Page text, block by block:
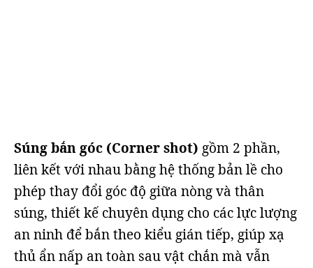
Súng bắn góc (Corner shot) gồm 2 phần,
liên kết với nhau bằng hệ thống bản lề cho
phép thay đổi góc độ giữa nòng và thân
súng, thiết kế chuyên dụng cho các lực lượng
an ninh để bắn theo kiểu gián tiếp, giúp xạ
thủ ẩn nấp an toàn sau vật chắn mà vẫn